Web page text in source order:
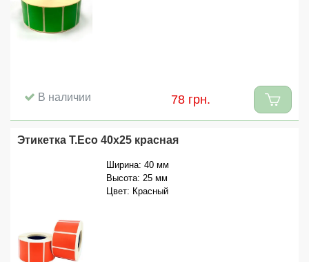
В наличии 78 грн.
Этикетка T.Eco 40x25 красная
Ширина: 40 мм
Высота: 25 мм
Цвет: Красный